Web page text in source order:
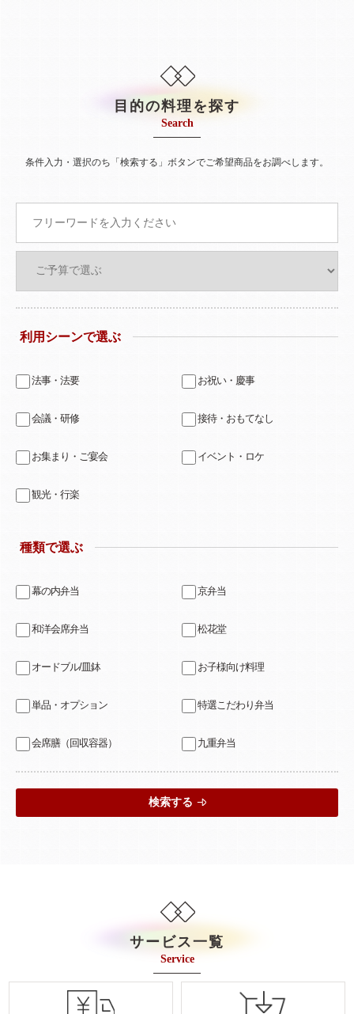
目的の料理を探す
Search
条件入力・選択のち「検索する」ボタンでご希望商品をお調べします。
利用シーンで選ぶ
法事・法要 お祝い・慶事
会議・研修 接待・おもてなし
お集まり・ご宴会 イベント・ロケ
観光・行楽
種類で選ぶ
幕の内弁当 京弁当
和洋会席弁当 松花堂
オードブル/皿鉢 お子様向け料理
単品・オプション 特選こだわり弁当
会席膳（回収容器） 九重弁当
検索する
サービス一覧
Service